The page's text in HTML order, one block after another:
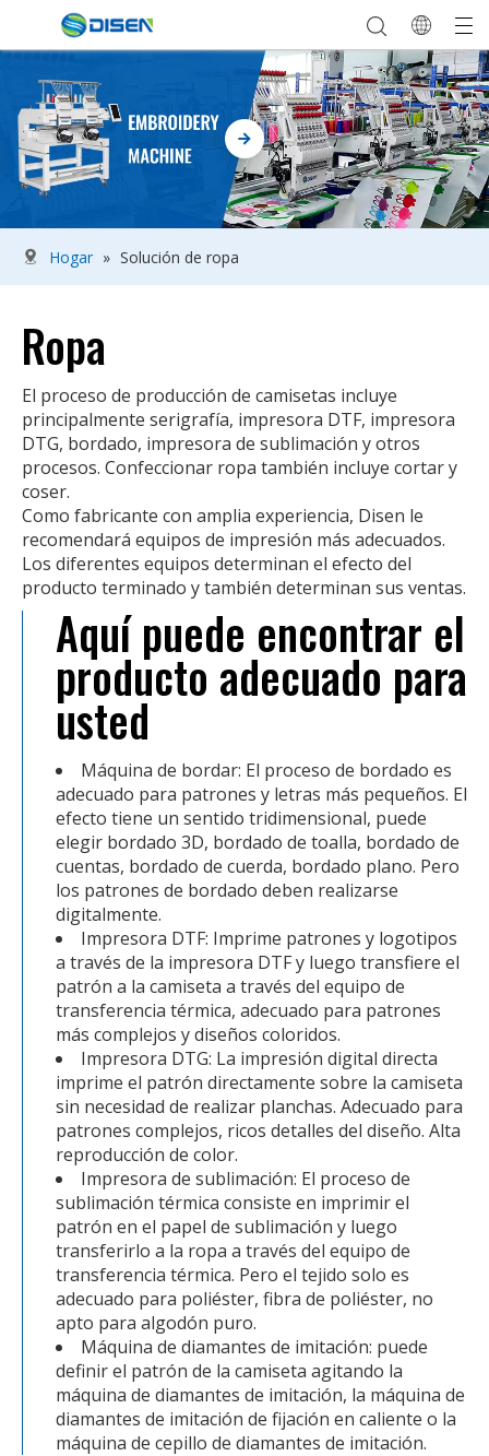
Hogar » Solución de ropa
Ropa
El proceso de producción de camisetas incluye
principalmente serigrafía, impresora DTF, impresora
DTG, bordado, impresora de sublimación y otros
procesos. Confeccionar ropa también incluye cortar y
coser.
Como fabricante con amplia experiencia, Disen le
recomendará equipos de impresión más adecuados.
Los diferentes equipos determinan el efecto del
producto terminado y también determinan sus ventas.
Aquí puede encontrar el
producto adecuado para
usted
Máquina de bordar: El proceso de bordado es
adecuado para patrones y letras más pequeños. El
efecto tiene un sentido tridimensional, puede
elegir bordado 3D, bordado de toalla, bordado de
cuentas, bordado de cuerda, bordado plano. Pero
los patrones de bordado deben realizarse
digitalmente.
Impresora DTF: Imprime patrones y logotipos
a través de la impresora DTF y luego transfiere el
patrón a la camiseta a través del equipo de
transferencia térmica, adecuado para patrones
más complejos y diseños coloridos.
Impresora DTG: La impresión digital directa
imprime el patrón directamente sobre la camiseta
sin necesidad de realizar planchas. Adecuado para
patrones complejos, ricos detalles del diseño. Alta
reproducción de color.
Impresora de sublimación: El proceso de
sublimación térmica consiste en imprimir el
patrón en el papel de sublimación y luego
transferirlo a la ropa a través del equipo de
transferencia térmica. Pero el tejido solo es
adecuado para poliéster, fibra de poliéster, no
apto para algodón puro.
Máquina de diamantes de imitación: puede
definir el patrón de la camiseta agitando la
máquina de diamantes de imitación, la máquina de
diamantes de imitación de fijación en caliente o la
máquina de cepillo de diamantes de imitación.